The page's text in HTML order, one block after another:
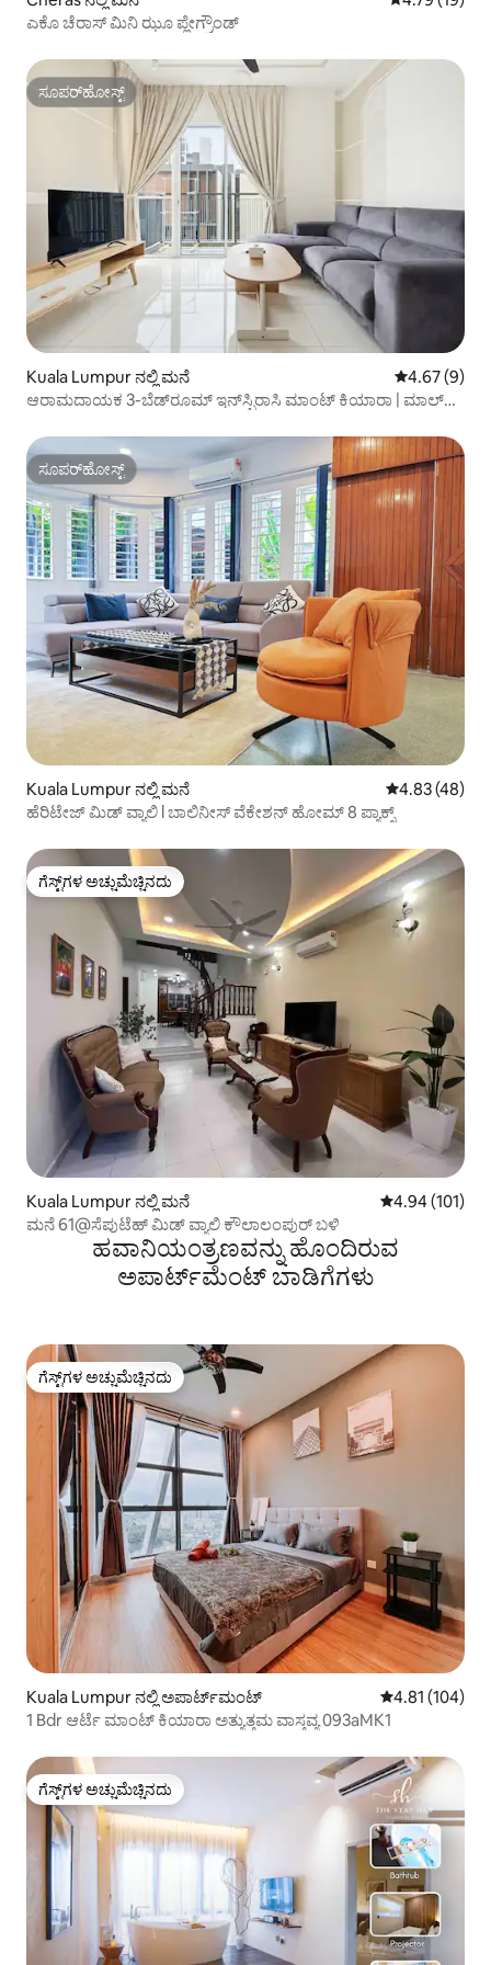
ಎಕೊ ಚೆರಾಸ್ ಮಿನಿ ಝೂ ಪ್ಲೇಗ್ರೌಂಡ್
ಸೂಪರ್‌ಹೋಸ್ಟ್
ಸೂಪರ್‌ಹೋಸ್ಟ್
Kuala Lumpur ನಲ್ಲಿ ಮನೆ 5 ರಲ್ಲಿ 4.67
4.67 (9)
ಆರಾಮದಾಯಕ 3-ಬೆಡ್‌ರೂಮ್ ಇನ್‌ಸ್ಪಿರಾಸಿ ಮಾಂಟ್ ಕಿಯಾರಾ | ಮಾಲ್‌ಗಳ
ಸೂಪರ್‌ಹೋಸ್ಟ್
ಸೂಪರ್‌ಹೋಸ್ಟ್
Kuala Lumpur ನಲ್ಲಿ ಮನೆ 5 ರಲ್ಲಿ 4.83
4.83 (48)
ಹೆರಿಟೇಜ್ ಮಿಡ್ ವ್ಯಾಲಿ l ಬಾಲಿನೀಸ್ ವೆಕೇಶನ್ ಹೋಮ್ 8 ಪ್ಯಾಕ್ಸ್
ಗೆಸ್ಟ್‌ಗಳ ಅಚ್ಚುಮೆಚ್ಚಿನದು
ಗೆಸ್ಟ್‌ಗಳ ಅಚ್ಚುಮೆಚ್ಚಿನದು
Kuala Lumpur ನಲ್ಲಿ ಮನೆ 5 ರಲ್ಲಿ 4.94
4.94 (101)
ಮನೆ 61@ಸೆಪುಟೆಹ್ ಮಿಡ್ ವ್ಯಾಲಿ ಕೌಲಾಲಂಪುರ್ ಬಳಿ
ಹವಾನಿಯಂತ್ರಣವನ್ನು ಹೊಂದಿರುವ
ಅಪಾರ್ಟ್‌ಮೆಂಟ್‌ ಬಾಡಿಗೆಗಳು
ಗೆಸ್ಟ್‌ಗಳ ಅಚ್ಚುಮೆಚ್ಚಿನದು
ಗೆಸ್ಟ್‌ಗಳ ಅಚ್ಚುಮೆಚ್ಚಿನದು
Kuala Lumpur ನಲ್ಲಿ ಅಪಾರ್ಟ್‌ಮಂಟ್ 5 ರಲ್ಲಿ 4.81
4.81 (104)
1 Bdr ಆರ್ಟೆ ಮಾಂಟ್ ಕಿಯಾರಾ ಅತ್ಯುತ್ತಮ ವಾಸ್ತವ್ಯ 093aMK1
ಗೆಸ್ಟ್‌ಗಳ ಅಚ್ಚುಮೆಚ್ಚಿನದು
ಗೆಸ್ಟ್‌ಗಳ ಅಚ್ಚುಮೆಚ್ಚಿನದು